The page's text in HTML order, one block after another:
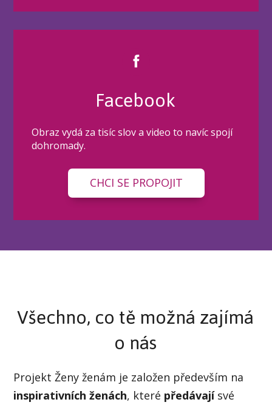
Facebook
Obraz vydá za tisíc slov a video to navíc spojí
dohromady.
CHCI SE PROPOJIT
Všechno, co tě možná zajímá
o nás
Projekt Ženy ženám je založen především na
inspirativních ženách, které předávajísvé